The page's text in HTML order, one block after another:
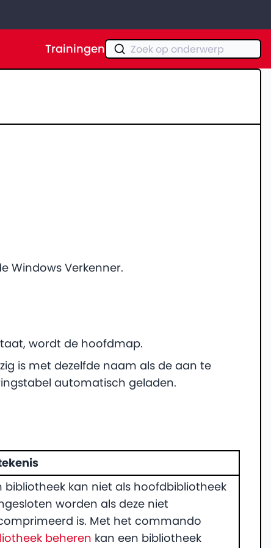
Trainingen Zoek op onderwerp
Windows Verkenner.
wordt de hoofdmap.
is met dezelfde naam als de aan te
automatisch geladen.
bibliotheek kan niet als hoofdbibliotheek
worden als deze niet
is. Met het commando
beheren kan een bibliotheek